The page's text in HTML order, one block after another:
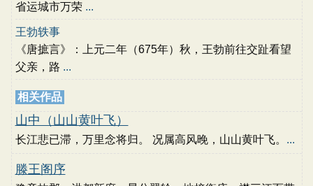
省运城市万荣 ...
王勃轶事
《唐摭言》：上元二年（675年）秋，王勃前往交趾看望
父亲，路 ...
相关作品
山中（山山黄叶飞）
长江悲已滞，万里念将归。 况属高风晚，山山黄叶飞。 ...
滕王阁序